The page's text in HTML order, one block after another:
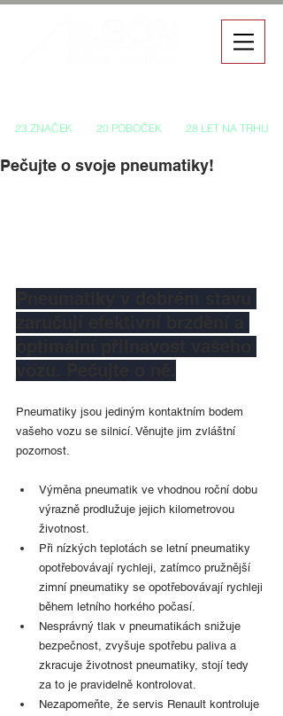
23 ZNAČEK 20 POBOČEK 28 LET NA TRHU
Pečujte o svoje pneumatiky!
Pneumatiky jsou jediným kontaktním bodem
vašeho vozu se silnicí. Věnujte jim zvláštní
pozornost.
Výměna pneumatik ve vhodnou roční dobu
výrazně prodlužuje jejich kilometrovou
životnost.
Při nízkých teplotách se letní pneumatiky
opotřebovávají rychleji, zatímco pružnější
zimní pneumatiky se opotřebovávají rychleji
během letního horkého počasí.
Nesprávný tlak v pneumatikách snižuje
bezpečnost, zvyšuje spotřebu paliva a
zkracuje životnost pneumatiky, stojí tedy
za to je pravidelně kontrolovat.
Nezapomeňte, že servis Renault kontroluje